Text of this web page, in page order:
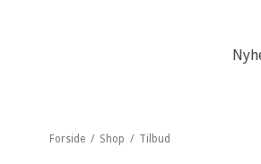
Forside / Shop / Tilbud